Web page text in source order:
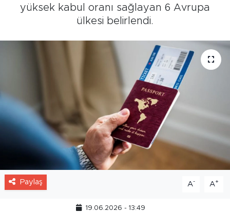
yüksek kabul oranı sağlayan 6 Avrupa
ülkesi belirlendi.
Paylaş A- A+
19.06.2026 - 13:49